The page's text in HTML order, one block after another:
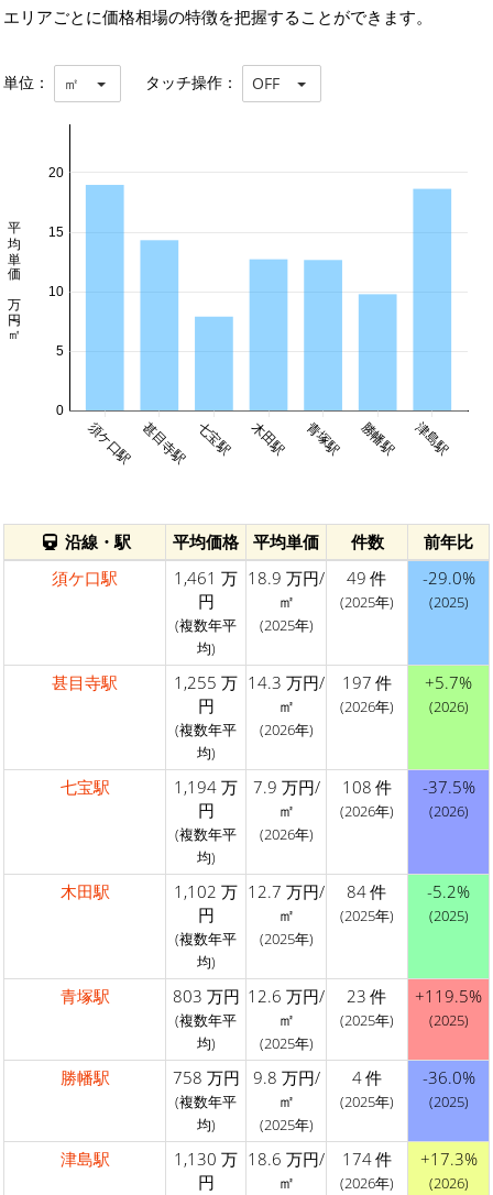
エリアごとに価格相場の特徴を把握することができます。
単位： ㎡ タッチ操作： OFF
須ケ口駅 甚目寺駅 七宝駅 木田駅 青塚駅 勝幡駅 津島駅
0
5
10
15
20
平均単価 万円/㎡
沿線・駅 平均価格 平均単価 件数
前年比
須ケ口駅
1,461 万
円
(複数年平
均)
18.9 万円/
㎡
(2025年)
49 件
(2025年)
-29.0%
(2025)
甚目寺駅
1,255 万
円
(複数年平
均)
14.3 万円/
㎡
(2026年)
197 件
(2026年)
+5.7%
(2026)
七宝駅
1,194 万
円
(複数年平
均)
7.9 万円/
㎡
(2026年)
108 件
(2026年)
-37.5%
(2026)
木田駅
1,102 万
円
(複数年平
均)
12.7 万円/
㎡
(2025年)
84 件
(2025年)
-5.2%
(2025)
青塚駅 803 万円
(複数年平
均)
12.6 万円/
㎡
(2025年)
23 件
(2025年)
+119.5%
(2025)
勝幡駅 758 万円
(複数年平
均)
9.8 万円/
㎡
(2025年)
4 件
(2025年)
-36.0%
(2025)
津島駅
1,130 万
円
18.6 万円/
㎡
174 件
(2026年)
+17.3%
(2026)